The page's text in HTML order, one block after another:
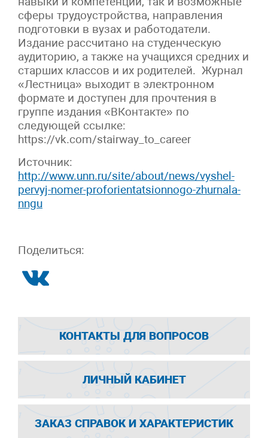
сферы трудоустройства, направления
подготовки в вузах и работодатели.
Издание рассчитано на студенческую
аудиторию, а также на учащихся средних и
старших классов и их родителей. Журнал
«Лестница» выходит в электронном
формате и доступен для прочтения в
группе издания «ВКонтакте» по
следующей ссылке:
https://vk.com/stairway_to_career
Источник:
http://www.unn.ru/site/about/news/vyshel-
pervyj-nomer-proforientatsionnogo-zhurnala-
nngu
Поделиться:
КОНТАКТЫ ДЛЯ ВОПРОСОВ
ЛИЧНЫЙ КАБИНЕТ
ЗАКАЗ СПРАВОК И ХАРАКТЕРИСТИК